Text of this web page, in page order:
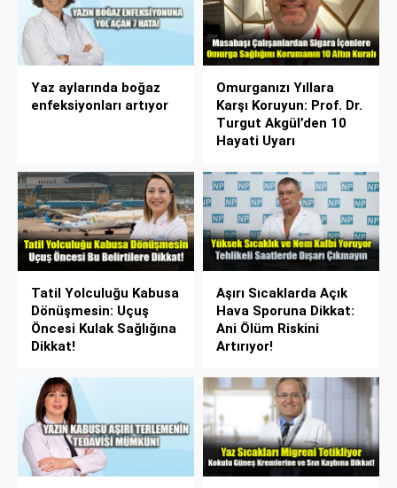
Yaz aylarında boğaz
enfeksiyonları artıyor
Omurganızı Yıllara
Karşı Koruyun: Prof. Dr.
Turgut Akgül’den 10
Hayati Uyarı
Tatil Yolculuğu Kabusa
Dönüşmesin: Uçuş
Öncesi Kulak Sağlığına
Dikkat!
Aşırı Sıcaklarda Açık
Hava Sporuna Dikkat:
Ani Ölüm Riskini
Artırıyor!